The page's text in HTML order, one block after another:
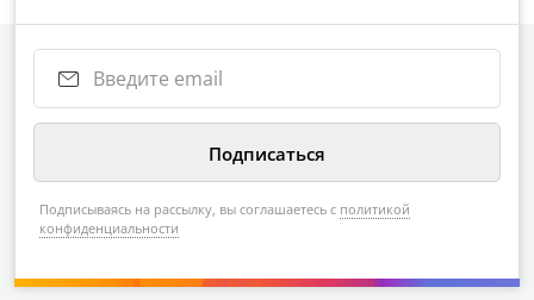
Подписываясь на рассылку, вы соглашаетесь с политикой
конфиденциальности